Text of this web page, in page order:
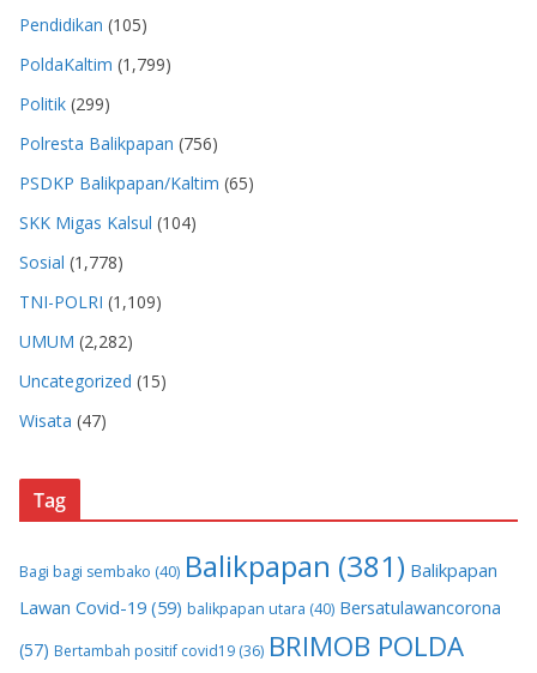
Pendidikan (105)
PoldaKaltim (1,799)
Politik (299)
Polresta Balikpapan (756)
PSDKP Balikpapan/Kaltim (65)
SKK Migas Kalsul (104)
Sosial (1,778)
TNI-POLRI (1,109)
UMUM (2,282)
Uncategorized (15)
Wisata (47)
Tag
Bagi bagi sembako (40) Balikpapan (381) Balikpapan
Lawan Covid-19 (59) balikpapan utara (40) Bersatulawancorona
(57) Bertambah positif covid19 (36) BRIMOB POLDA